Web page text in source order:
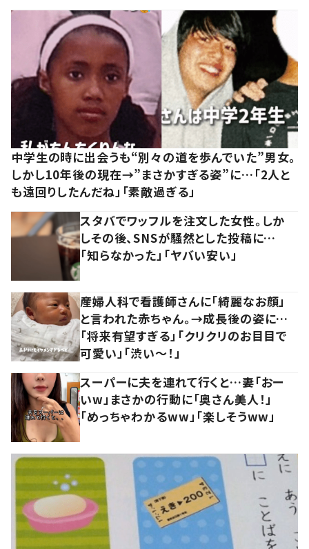
中学生の時に出会うも“別々の道を歩んでいた”男女。
しかし10年後の現在→”まさかすぎる姿”に…「2人と
も遠回りしたんだね」「素敵過ぎる」
スタバでワッフルを注文した女性。しか
しその後、SNSが騒然とした投稿に…
「知らなかった」「ヤバい安い」
産婦人科で看護師さんに「綺麗なお顔」
と言われた赤ちゃん。→成長後の姿に…
「将来有望すぎる」「クリクリのお目目で
可愛い」「渋い～！」
スーパーに夫を連れて行くと…妻「おー
いw」まさかの行動に「奥さん美人！」
「めっちゃわかるww」「楽しそうww」